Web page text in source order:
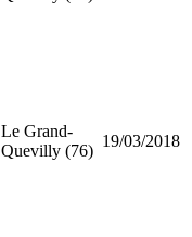
Le Grand-
Quevilly (76)
19/03/2018